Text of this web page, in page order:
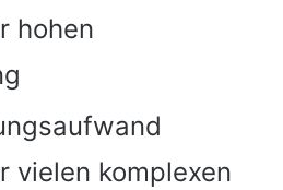
hohen
vielen komplexen